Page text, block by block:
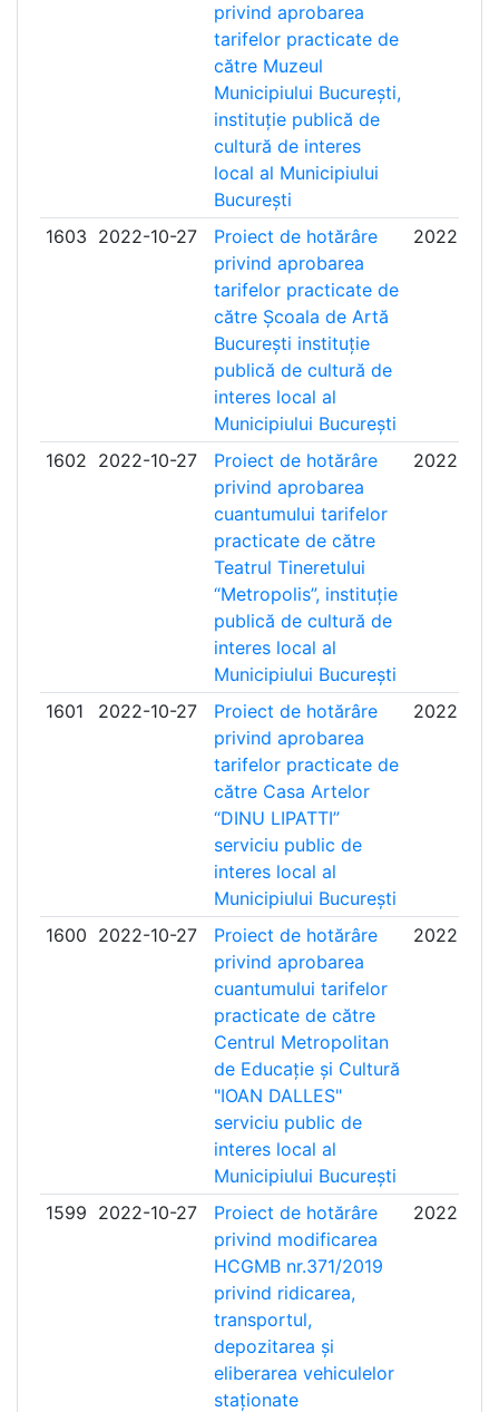
privind aprobarea
tarifelor practicate de
către Muzeul
Municipiului București,
instituție publică de
cultură de interes
local al Municipiului
București
1603 2022-10-27
Proiect de hotărâre
privind aprobarea
tarifelor practicate de
către Școala de Artă
București instituție
publică de cultură de
interes local al
Municipiului București
2022-11-
1602 2022-10-27
Proiect de hotărâre
privind aprobarea
cuantumului tarifelor
practicate de către
Teatrul Tineretului
“Metropolis”, instituție
publică de cultură de
interes local al
Municipiului București
2022-11-
1601 2022-10-27
Proiect de hotărâre
privind aprobarea
tarifelor practicate de
către Casa Artelor
“DINU LIPATTI”
serviciu public de
interes local al
Municipiului București
2022-11-
1600 2022-10-27
Proiect de hotărâre
privind aprobarea
cuantumului tarifelor
practicate de către
Centrul Metropolitan
de Educație și Cultură
"IOAN DALLES"
serviciu public de
interes local al
Municipiului București
2022-11-
1599 2022-10-27
Proiect de hotărâre
privind modificarea
HCGMB nr.371/2019
privind ridicarea,
transportul,
depozitarea și
eliberarea vehiculelor
staționate
2022-11-